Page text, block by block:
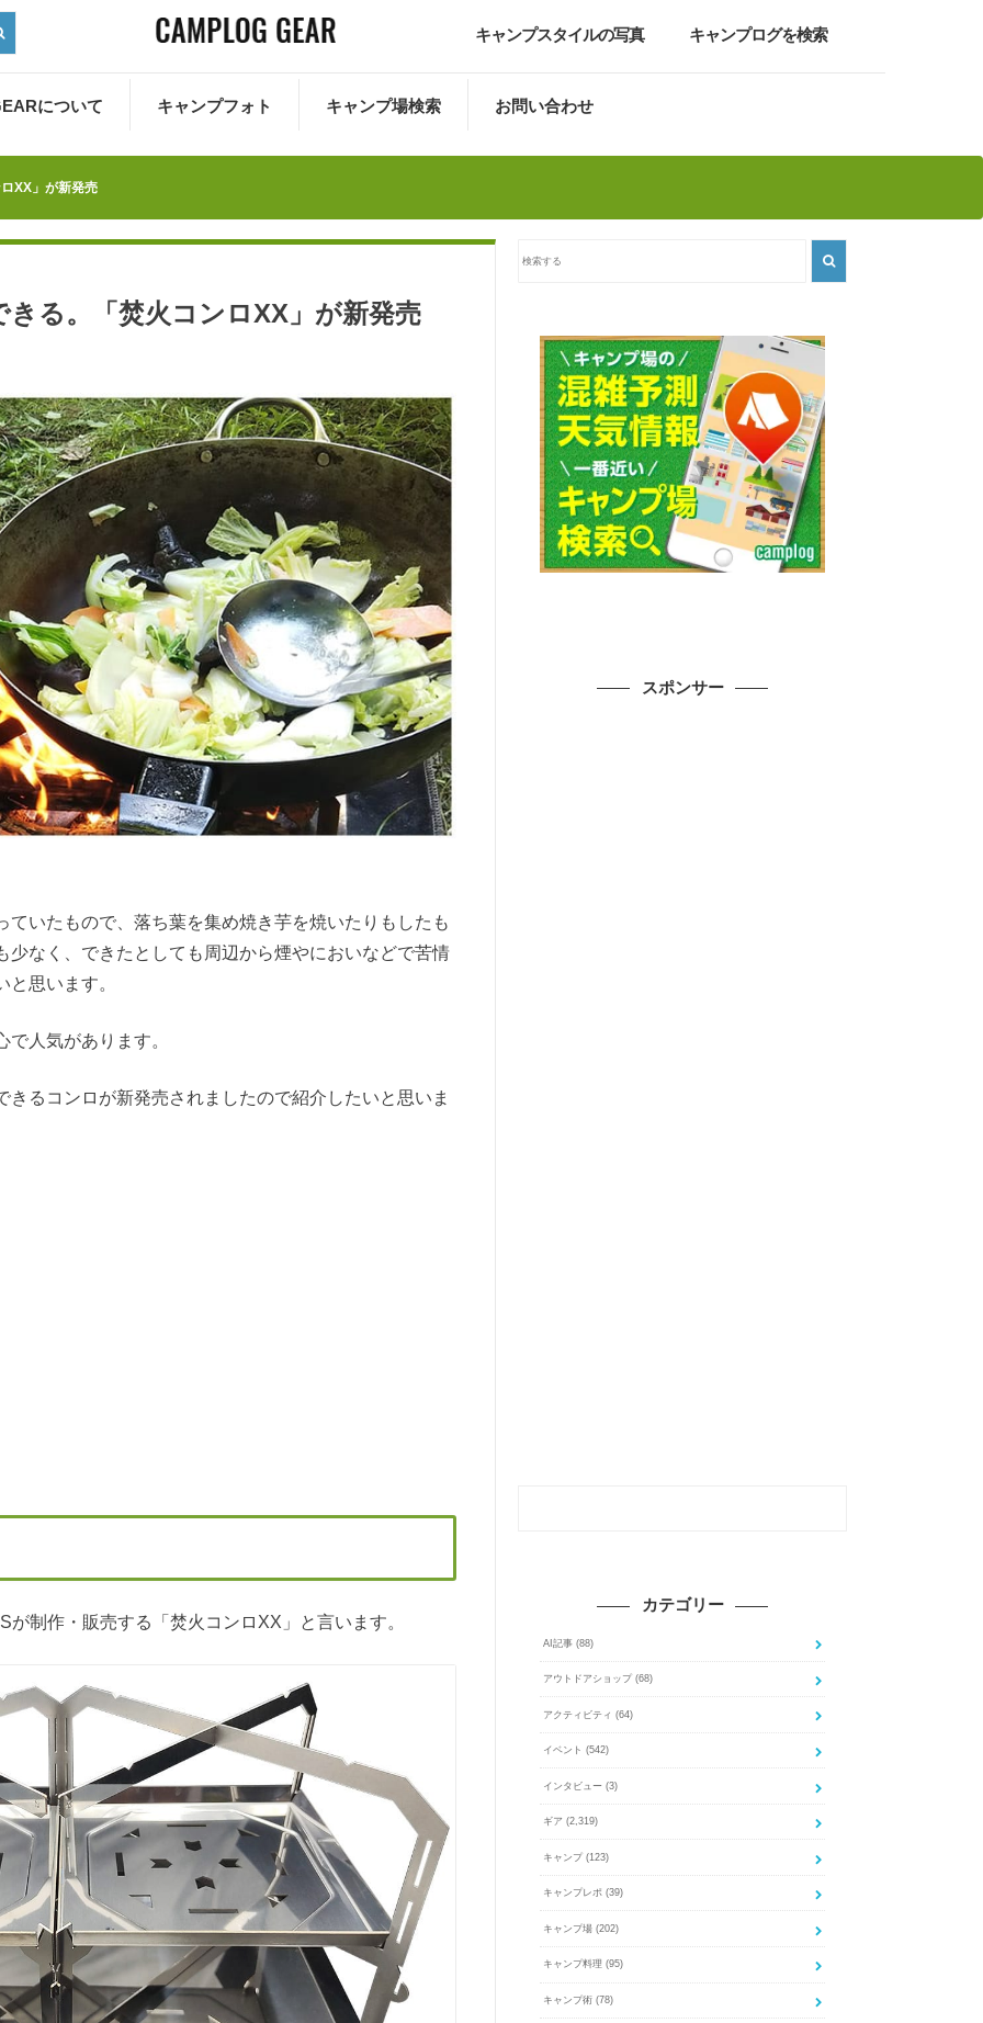
キャンプスタイルの写真 キャンプログを検索
について キャンプフォト キャンプ場検索 お問い合わせ
XX」が新発売
る。「焚火コンロXX」が新発売
いたもので、落ち葉を集め焼き芋を焼いたりもしたも
なく、できたとしても周辺から煙やにおいなどで苦情
思います。
人気があります。
るコンロが新発売されましたので紹介したいと思いま
制作・販売する「焚火コンロXX」と言います。
スポンサー
カテゴリー
AI記事 (88)
アウトドアショップ (68)
アクティビティ (64)
イベント (542)
インタビュー (3)
ギア (2,319)
キャンプ (123)
キャンプレポ (39)
キャンプ場 (202)
キャンプ料理 (95)
キャンプ術 (78)